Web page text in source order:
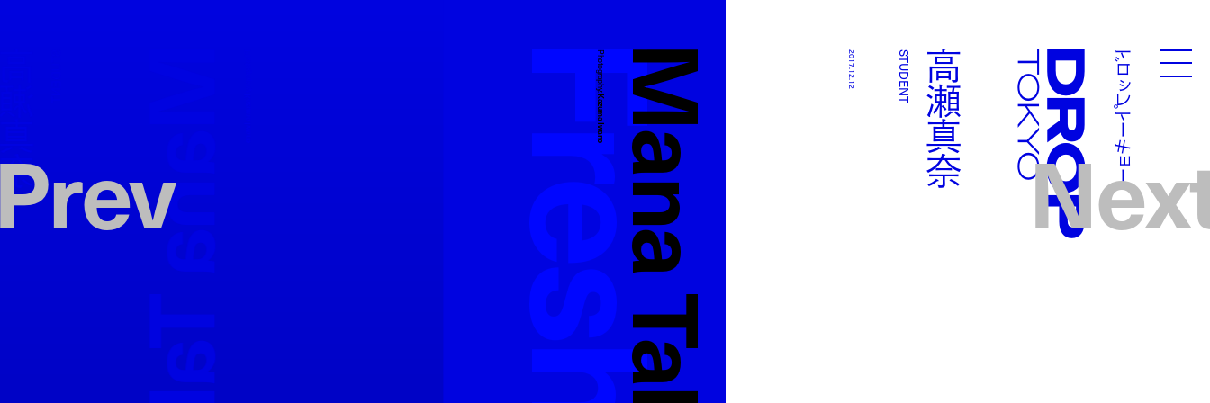
Droptokyo ドロップトーキョー
Photography:
Kazuma Iwano 高瀬真奈
STUDENT
2017.12.12